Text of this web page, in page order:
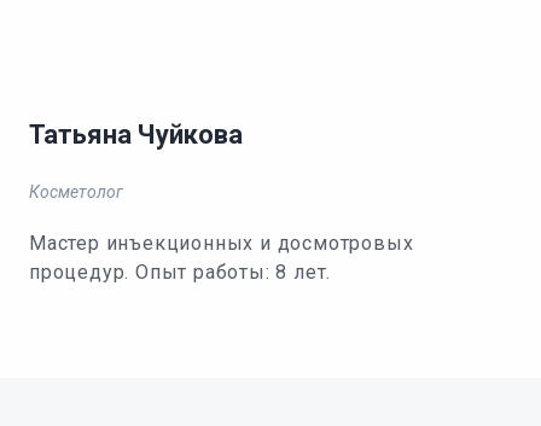
Татьяна Чуйкова
Косметолог
Мастер инъекционных и досмотровых
процедур. Опыт работы: 8 лет.